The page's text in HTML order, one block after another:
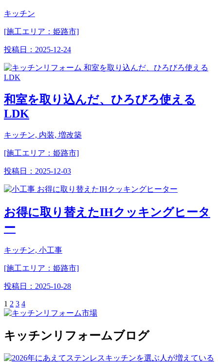
キッチン
[施工エリア：姫路市]
投稿日： 2025-12-24
和室を取り込んだ、ひろびろ使える
LDK
キッチン, 内装, 増改築
[施工エリア：姫路市]
投稿日： 2025-12-03
お得に取り替えたIHクッキングヒータ
ー
キッチン, 小工事
[施工エリア：姫路市]
投稿日： 2025-10-28
1 2 3 4
キッチンリフォームブログ